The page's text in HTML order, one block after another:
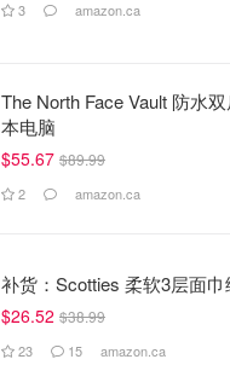
3 amazon.ca
The North Face Vault 防水
本电脑
$55.67 $89.99
2 amazon.ca
补货：Scotties 柔软3层面
$26.52 $38.99
23 15 amazon.ca